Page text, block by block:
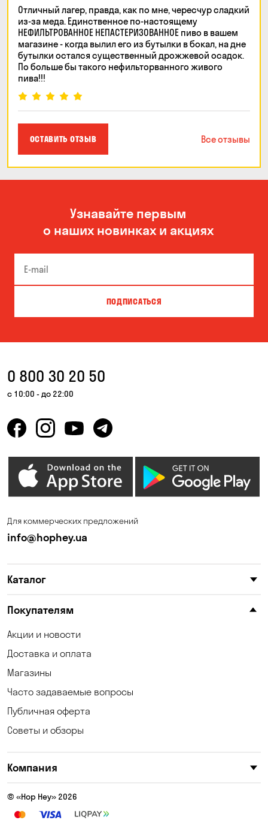
Отличный лагер, правда, как по мне, чересчур сладкий
из-за меда. Единственное по-настоящему
НЕФИЛЬТРОВАННОЕ НЕПАСТЕРИЗОВАННОЕ пиво в вашем
магазине - когда вылил его из бутылки в бокал, на дне
бутылки остался существенный дрожжевой осадок.
По больше бы такого нефильторванного живого
пива!!!
ОСТАВИТЬ ОТЗЫВ Все отзывы
Узнавайте первым
о наших новинках и акциях
ПОДПИСАТЬСЯ
0 800 30 20 50
с 10:00 - до 22:00
Для коммерческих предложений
info@hophey.ua
Каталог
Покупателям
Акции и новости
Доставка и оплата
Магазины
Часто задаваемые вопросы
Публичная оферта
Советы и обзоры
Компания
© «Hop Hey» 2026